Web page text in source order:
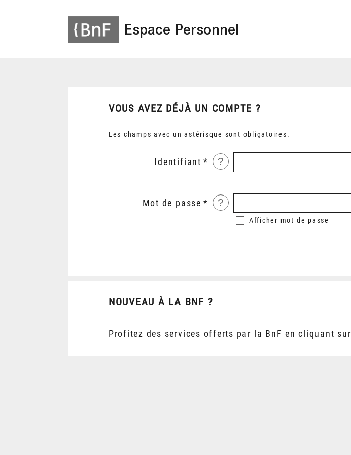
Espace Personnel
VOUS AVEZ DÉJÀ UN COMPTE ?
Les champs avec un astérisque sont obligatoires.
Identifiant ?
Mot de passe ?
Afficher mot de passe
NOUVEAU À LA BNF ?
Profitez des services offerts par la BnF en cliquant sur